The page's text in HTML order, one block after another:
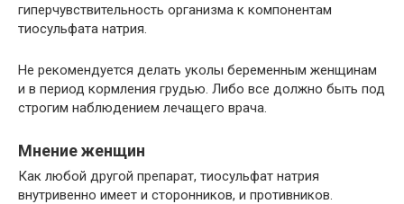
гиперчувствительность организма к компонентам
тиосульфата натрия.
Не рекомендуется делать уколы беременным женщинам
и в период кормления грудью. Либо все должно быть под
строгим наблюдением лечащего врача.
Мнение женщин
Как любой другой препарат, тиосульфат натрия
внутривенно имеет и сторонников, и противников.